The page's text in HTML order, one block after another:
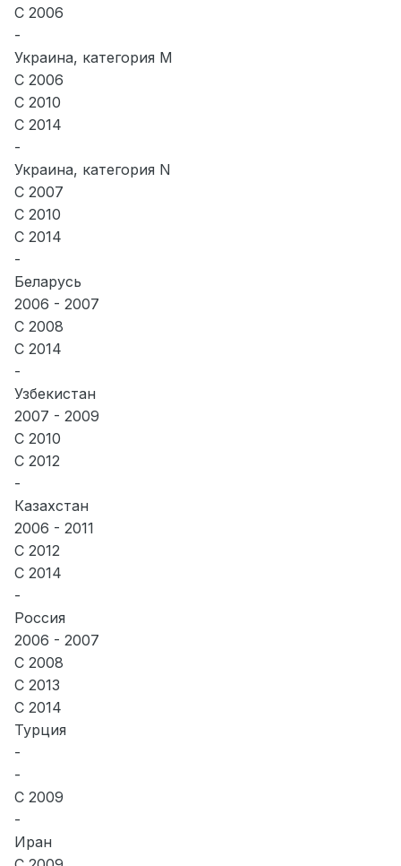
С 2006
-
Украина, категория М
С 2006
С 2010
С 2014
-
Украина, категория N
С 2007
С 2010
С 2014
-
Беларусь
2006 - 2007
С 2008
С 2014
-
Узбекистан
2007 - 2009
С 2010
С 2012
-
Казахстан
2006 - 2011
С 2012
С 2014
-
Россия
2006 - 2007
С 2008
С 2013
С 2014
Турция
-
-
С 2009
-
Иран